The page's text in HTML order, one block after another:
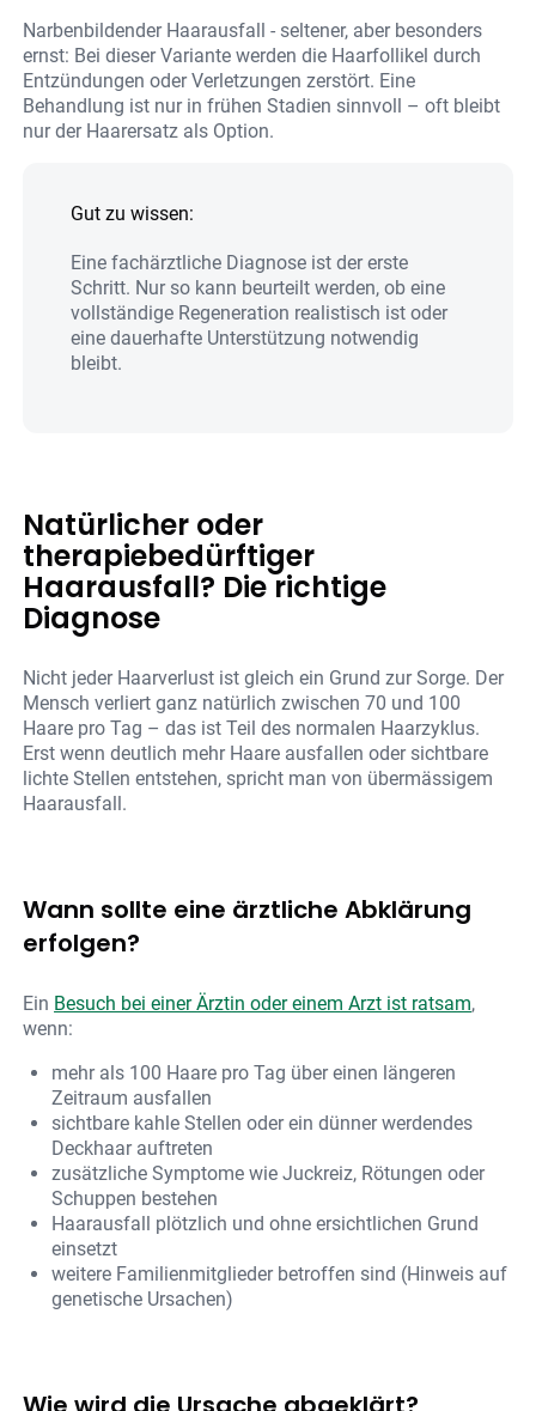
Narbenbildender Haarausfall - seltener, aber besonders
ernst: Bei dieser Variante werden die Haarfollikel durch
Entzündungen oder Verletzungen zerstört. Eine
Behandlung ist nur in frühen Stadien sinnvoll – oft bleibt
nur der Haarersatz als Option.
Gut zu wissen:
Eine fachärztliche Diagnose ist der erste
Schritt. Nur so kann beurteilt werden, ob eine
vollständige Regeneration realistisch ist oder
eine dauerhafte Unterstützung notwendig
bleibt.
Natürlicher oder
therapiebedürftiger
Haarausfall? Die richtige
Diagnose
Nicht jeder Haarverlust ist gleich ein Grund zur Sorge. Der
Mensch verliert ganz natürlich zwischen 70 und 100
Haare pro Tag – das ist Teil des normalen Haarzyklus.
Erst wenn deutlich mehr Haare ausfallen oder sichtbare
lichte Stellen entstehen, spricht man von übermässigem
Haarausfall.
Wann sollte eine ärztliche Abklärung
erfolgen?
Ein Besuch bei einer Ärztin oder einem Arzt ist ratsam,
wenn:
mehr als 100 Haare pro Tag über einen längeren
Zeitraum ausfallen
sichtbare kahle Stellen oder ein dünner werdendes
Deckhaar auftreten
zusätzliche Symptome wie Juckreiz, Rötungen oder
Schuppen bestehen
Haarausfall plötzlich und ohne ersichtlichen Grund
einsetzt
weitere Familienmitglieder betroffen sind (Hinweis auf
genetische Ursachen)